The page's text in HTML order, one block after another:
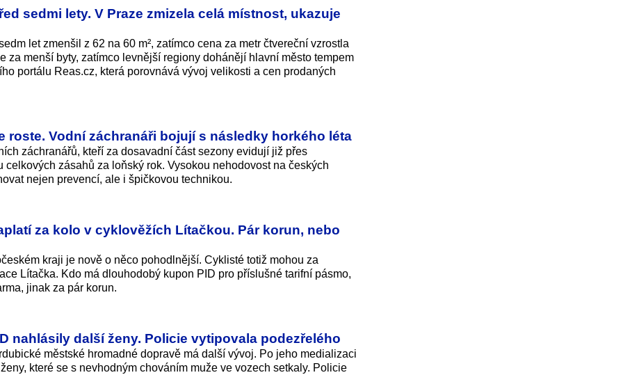
sedmi lety. V Praze zmizela celá místnost, ukazuje
let zmenšil z 62 na 60 m², zatímco cena za metr čtvereční vzrostla
za menší byty, zatímco levnější regiony dohánějí hlavní město tempem
portálu Reas.cz, která porovnává vývoj velikosti a cen prodaných
roste. Vodní záchranáři bojují s následky horkého léta
záchranářů, kteří za dosavadní část sezony evidují již přes
zásahů za loňský rok. Vysokou nehodovost na českých
nejen prevencí, ale i špičkovou technikou.
za kolo v cyklověžích Lítačkou. Pár korun, nebo
kraji je nově o něco pohodlnější. Cyklisté totiž mohou za
Lítačka. Kdo má dlouhodobý kupon PID pro příslušné tarifní pásmo,
jinak za pár korun.
nahlásily další ženy. Policie vytipovala podezřelého
městské hromadné dopravě má další vývoj. Po jeho medializaci
které se s nevhodným chováním muže ve vozech setkaly. Policie